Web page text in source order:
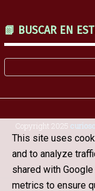
📗 BUSCAR EN
Copyright 2025
This site uses
and to analyze
shared with
metrics to ensure